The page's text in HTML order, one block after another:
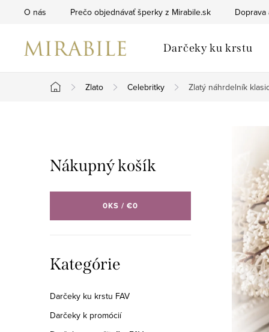
O nás Prečo objednávať šperky z Mirabile.sk Doprava
Darčeky ku krstu
Domov
Zlato Celebritky Zlatý náhrdelník
o
p
a
n
e
Nákupný košík
0KS / €0
Preskočiť
kategórie
Kategórie
Darčeky ku krstu FAV
Darčeky k promócií